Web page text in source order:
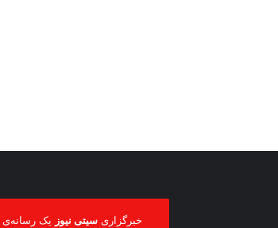
خبرگزاریسیتی نیوز یک رسانه‌ی